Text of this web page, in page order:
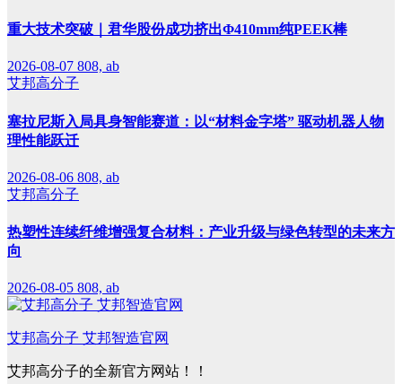
重大技术突破｜君华股份成功挤出Φ410mm纯PEEK棒
2026-08-07 808, ab
艾邦高分子
塞拉尼斯入局具身智能赛道：以“材料金字塔” 驱动机器人物
理性能跃迁
2026-08-06 808, ab
艾邦高分子
热塑性连续纤维增强复合材料：产业升级与绿色转型的未来方
向
2026-08-05 808, ab
艾邦高分子 艾邦智造官网
艾邦高分子的全新官方网站！！